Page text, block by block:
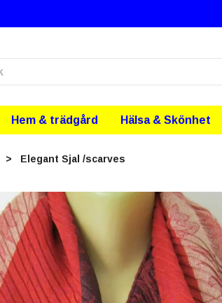
Hem & trädgård Hälsa & Skönhet
Elegant Sjal /scarves